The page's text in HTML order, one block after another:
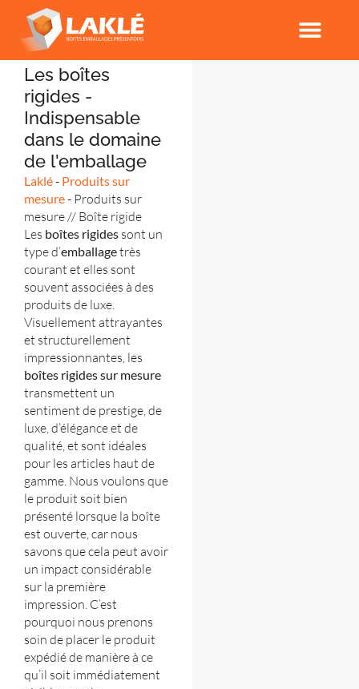
Les boîtes
rigides -
Indispensable
dans le domaine
de l'emballage
Laklé- Produits sur
mesure- Produits sur
mesure // Boîte rigide
Les boîtes rigides sont un
type d’emballagetrès
courant et elles sont
souvent associées à des
produits de luxe.
Visuellement attrayantes
et structurellement
impressionnantes, les
boîtes rigides sur mesure
transmettent un
sentiment de prestige, de
luxe, d’élégance et de
qualité, et sont idéales
pour les articles haut de
gamme. Nous voulons que
le produit soit bien
présenté lorsque la boîte
est ouverte, car nous
savons que cela peut avoir
un impact considérable
sur la première
impression. C’est
pourquoi nous prenons
soin de placer le produit
expédié de manière à ce
qu’il soit immédiatement